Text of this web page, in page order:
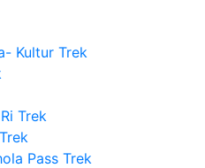
Kultur Trek
Trek
Pass Trek